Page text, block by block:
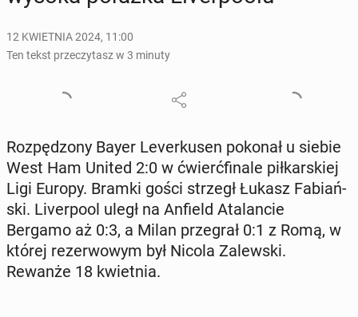
12 KWIETNIA 2024, 11:00
Ten tekst przeczytasz w 3 minuty
Roz­pę­dzo­ny Bayer Le­ver­ku­sen pokonał u siebie
West Ham United 2:0 w ćwierć­fi­na­le pił­kar­skiej
Ligi Europy. Bramki gości strzegł Łukasz Fa­biań­
ski. Li­ver­po­ol uległ na Anfield Ata­lan­cie
Bergamo aż 0:3, a Milan prze­grał 0:1 z Romą, w
której re­zer­wo­wym był Nicola Za­lew­ski.
Rewanże 18 kwiet­nia.